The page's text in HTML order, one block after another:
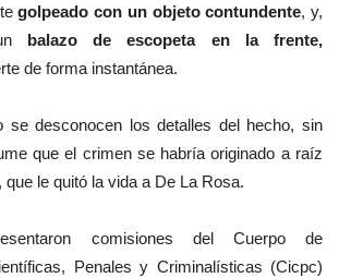
golpeado con un objeto contundente, y,
balazo deescopeta en la frente,
de forma instantánea.
se desconocen los detalles del hecho, sin
que el crimen se habría originado a raíz
que le quitó la vida a De La Rosa.
comisiones del Cuerpo de
Penales y Criminalísticas (Cicpc)